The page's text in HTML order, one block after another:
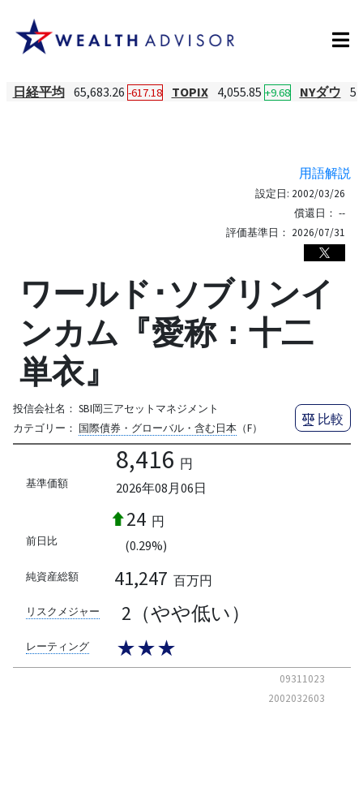
日経平均 65,683.26 -617.18 TOPIX 4,055.85 +9.68 NYダウ
用語解説
設定日: 2002/03/26
償還日： --
評価基準日： 2026/07/31
ワールド･ソブリンイ
ンカム『愛称：十二
単衣』
投信会社名： SBI岡三アセットマネジメント
カテゴリー： 国際債券・グローバル・含む日本（F）
比較
基準価額
8,416 円
2026年08月06日
前日比
24 円
(0.29%)
純資産総額 41,247 百万円
リスクメジャー 2（やや低い）
レーティング ★★★
09311023
2002032603